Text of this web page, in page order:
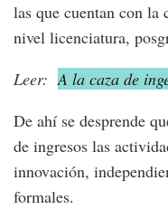
las que cuentan con la
nivel licenciatura,
Leer: A la caza de
De ahí se desprende
de ingresos las
innovación,
formales.